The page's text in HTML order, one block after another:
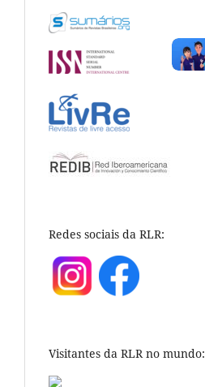
Redes sociais da RLR:
Visitantes da RLR no mundo: